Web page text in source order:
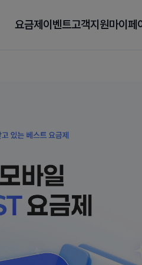
요금제 이벤트고객지원마이페